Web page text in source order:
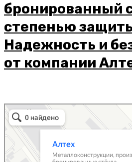
бронированный
степенью
Надежность и
от компании
Металлоконструкции в Коврове
Металлоизделия в Коврове